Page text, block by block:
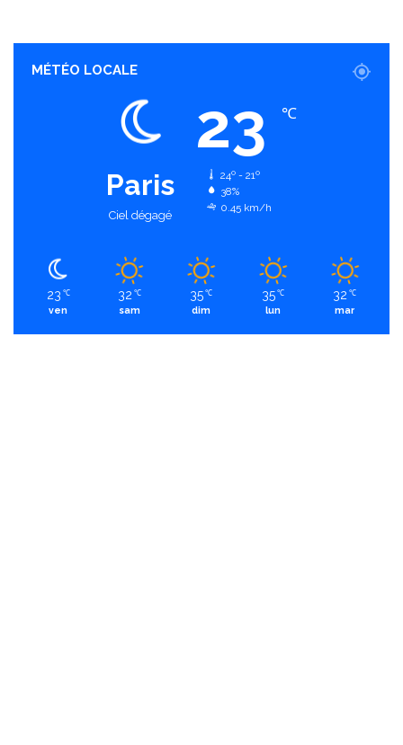
MÉTÉO LOCALE
Paris
Ciel dégagé
23 ℃
24º - 21º
38%
0.45 km/h
23 ℃
ven
32 ℃
sam
35 ℃
dim
35 ℃
lun
32 ℃
mar